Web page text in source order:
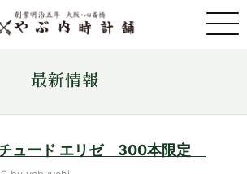
ン売買
最新情報
チュード エリゼ 300本限定